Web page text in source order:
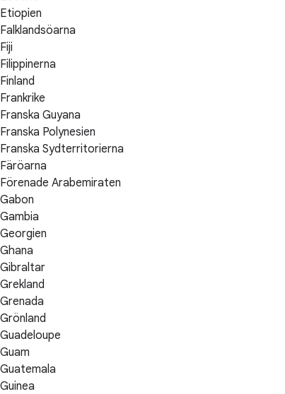
Etiopien
Falklandsöarna
Fiji
Filippinerna
Finland
Frankrike
Franska Guyana
Franska Polynesien
Franska Sydterritorierna
Färöarna
Förenade Arabemiraten
Gabon
Gambia
Georgien
Ghana
Gibraltar
Grekland
Grenada
Grönland
Guadeloupe
Guam
Guatemala
Guinea